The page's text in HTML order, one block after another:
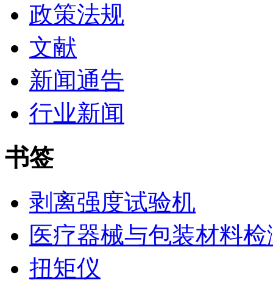
政策法规
文献
新闻通告
行业新闻
书签
剥离强度试验机
医疗器械与包装材料检
扭矩仪